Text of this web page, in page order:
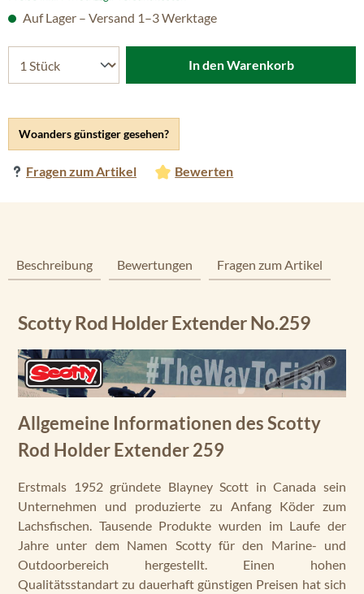
Woanders günstiger gesehen?
Fragen zum Artikel Bewerten
Auf Lager – Versand 1–3 Werktage
In den Warenkorb
Beschreibung Bewertungen Fragen zum Artikel
Scotty Rod Holder Extender No.259
Allgemeine Informationen des Scotty
Rod Holder Extender 259
Erstmals 1952 gründete Blayney Scott in Canada sein
Unternehmen und produzierte zu Anfang Köder zum
Lachsfischen. Tausende Produkte wurden im Laufe der
Jahre unter dem Namen Scotty für den Marine- und
Outdoorbereich hergestellt. Einen hohen
Qualitätsstandart zu dauerhaft günstigen Preisen hat sich